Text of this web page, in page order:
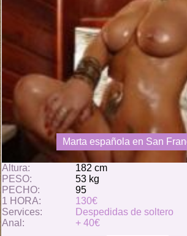
Marta española en San
Altura:
182 cm
PESO:
53 kg
PECHO:
95
1 HORA:
130€
Services:
Despedidas de soltero
Anal:
+ 40€